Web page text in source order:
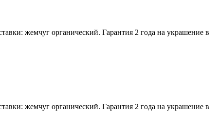
жемчуг органический. Гарантия 2 года на украшение в
жемчуг органический. Гарантия 2 года на украшение в